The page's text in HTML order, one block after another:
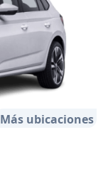
Más ubicaciones